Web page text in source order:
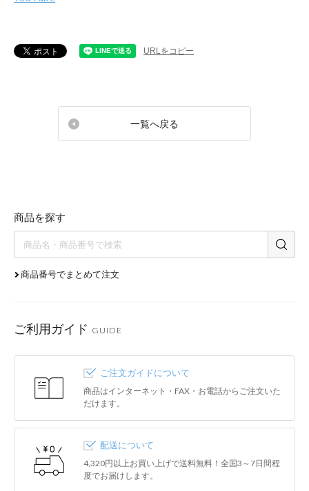
URLをコピー
一覧へ戻る
商品を探す
商品番号でまとめて注文
ご利用ガイド GUIDE
ご注文ガイドについて
商品はインターネット・FAX・お電話からご注文いた
だけます。
配送について
4,320円以上お買い上げで送料無料！全国3～7日間程
度でお届けします。